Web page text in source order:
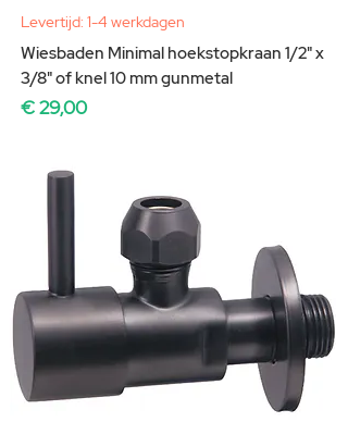
Levertijd: 1-4 werkdagen
Wiesbaden Minimal hoekstopkraan 1/2" x
3/8" of knel 10 mm gunmetal
Prijs
€ 29,00